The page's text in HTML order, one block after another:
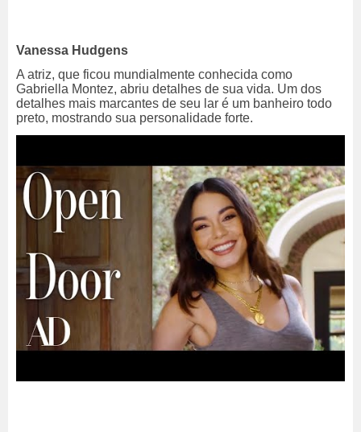
Vanessa Hudgens
A atriz, que ficou mundialmente conhecida como
Gabriella Montez, abriu detalhes de sua vida. Um dos
detalhes mais marcantes de seu lar é um banheiro todo
preto, mostrando sua personalidade forte.